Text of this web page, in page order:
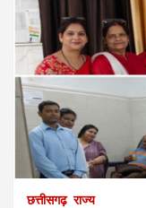
छत्तीसगढ़ राज्य